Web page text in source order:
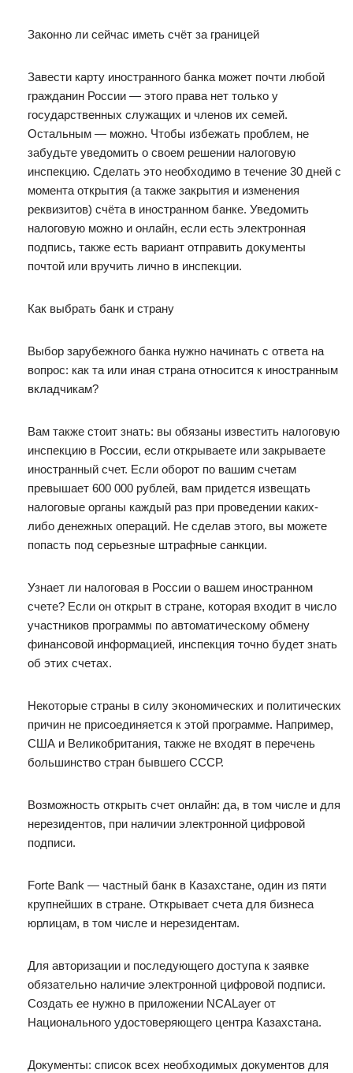
Законно ли сейчас иметь счёт за границей
Завести карту иностранного банка может почти любой
гражданин России — этого права нет только у
государственных служащих и членов их семей.
Остальным — можно. Чтобы избежать проблем, не
забудьте уведомить о своем решении налоговую
инспекцию. Сделать это необходимо в течение 30 дней с
момента открытия (а также закрытия и изменения
реквизитов) счёта в иностранном банке. Уведомить
налоговую можно и онлайн, если есть электронная
подпись, также есть вариант отправить документы
почтой или вручить лично в инспекции.
Как выбрать банк и страну
Выбор зарубежного банка нужно начинать с ответа на
вопрос: как та или иная страна относится к иностранным
вкладчикам?
Вам также стоит знать: вы обязаны известить налоговую
инспекцию в России, если открываете или закрываете
иностранный счет. Если оборот по вашим счетам
превышает 600 000 рублей, вам придется извещать
налоговые органы каждый раз при проведении каких-
либо денежных операций. Не сделав этого, вы можете
попасть под серьезные штрафные санкции.
Узнает ли налоговая в России о вашем иностранном
счете? Если он открыт в стране, которая входит в число
участников программы по автоматическому обмену
финансовой информацией, инспекция точно будет знать
об этих счетах.
Некоторые страны в силу экономических и политических
причин не присоединяется к этой программе. Например,
США и Великобритания, также не входят в перечень
большинство стран бывшего СССР.
Возможность открыть счет онлайн: да, в том числе и для
нерезидентов, при наличии электронной цифровой
подписи.
Forte Bank — частный банк в Казахстане, один из пяти
крупнейших в стране. Открывает счета для бизнеса
юрлицам, в том числе и нерезидентам.
Для авторизации и последующего доступа к заявке
обязательно наличие электронной цифровой подписи.
Создать ее нужно в приложении NCALayer от
Национального удостоверяющего центра Казахстана.
Документы: список всех необходимых документов для